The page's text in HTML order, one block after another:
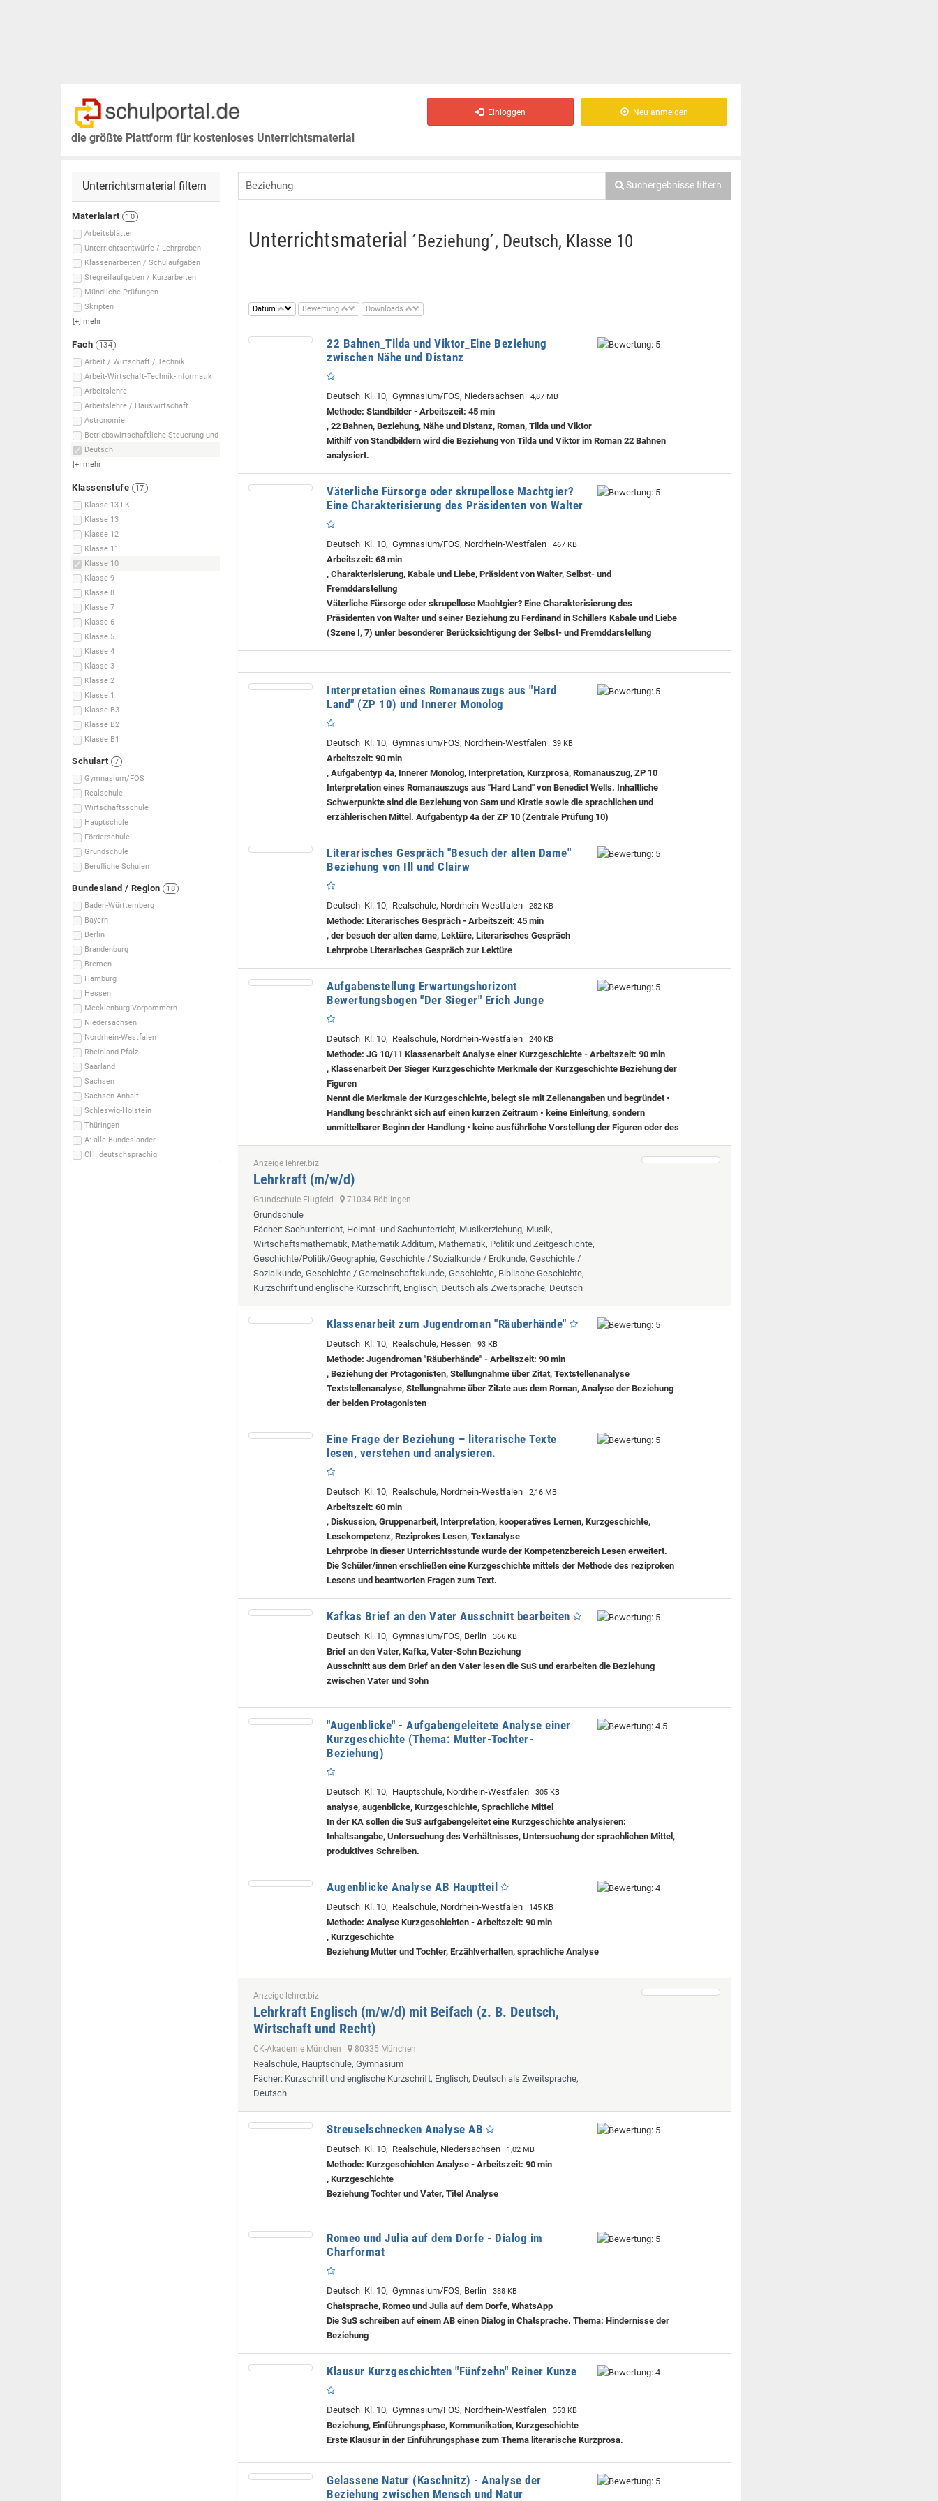
die größte Plattform für kostenloses Unterrichtsmaterial
Einloggen Neu anmelden
Unterrichtsmaterial filtern
Materialart
10
Arbeitsblätter
Unterrichtsentwürfe / Lehrproben
Klassenarbeiten / Schulaufgaben
Stegreifaufgaben / Kurzarbeiten
Mündliche Prüfungen
Skripten
[+] mehr
Fach
134
Arbeit / Wirtschaft / Technik
Arbeit-Wirtschaft-Technik-Informatik
Arbeitslehre
Arbeitslehre / Hauswirtschaft
Astronomie
Betriebswirtschaftliche Steuerung und
Deutsch
[+] mehr
Klassenstufe
17
Klasse 13 LK
Klasse 13
Klasse 12
Klasse 11
Klasse 10
Klasse 9
Klasse 8
Klasse 7
Klasse 6
Klasse 5
Klasse 4
Klasse 3
Klasse 2
Klasse 1
Klasse B3
Klasse B2
Klasse B1
Schulart
7
Gymnasium/FOS
Realschule
Wirtschaftsschule
Hauptschule
Förderschule
Grundschule
Berufliche Schulen
Bundesland / Region
18
Baden-Württemberg
Bayern
Berlin
Brandenburg
Bremen
Hamburg
Hessen
Mecklenburg-Vorpommern
Niedersachsen
Nordrhein-Westfalen
Rheinland-Pfalz
Saarland
Sachsen
Sachsen-Anhalt
Schleswig-Holstein
Thüringen
A: alle Bundesländer
CH: deutschsprachig
Suchergebnisse filtern
Unterrichtsmaterial ´Beziehung´, Deutsch, Klasse 10
Datum Bewertung Downloads
22 Bahnen_Tilda und Viktor_Eine Beziehung
zwischen Nähe und Distanz
Deutsch Kl. 10, Gymnasium/FOS, Niedersachsen 4,87 MB
Methode: Standbilder - Arbeitszeit: 45 min
, 22 Bahnen, Beziehung, Nähe und Distanz, Roman, Tilda und Viktor
Mithilf von Standbildern wird die Beziehung von Tilda und Viktor im Roman 22 Bahnen
analysiert.
Väterliche Fürsorge oder skrupellose Machtgier?
Eine Charakterisierung des Präsidenten von Walter
Deutsch Kl. 10, Gymnasium/FOS, Nordrhein-Westfalen 467 KB
Arbeitszeit: 68 min
, Charakterisierung, Kabale und Liebe, Präsident von Walter, Selbst- und
Fremddarstellung
Väterliche Fürsorge oder skrupellose Machtgier? Eine Charakterisierung des
Präsidenten von Walter und seiner Beziehung zu Ferdinand in Schillers Kabale und Liebe
(Szene I, 7) unter besonderer Berücksichtigung der Selbst- und Fremddarstellung
Interpretation eines Romanauszugs aus "Hard
Land" (ZP 10) und Innerer Monolog
Deutsch Kl. 10, Gymnasium/FOS, Nordrhein-Westfalen 39 KB
Arbeitszeit: 90 min
, Aufgabentyp 4a, Innerer Monolog, Interpretation, Kurzprosa, Romanauszug, ZP 10
Interpretation eines Romanauszugs aus "Hard Land" von Benedict Wells. Inhaltliche
Schwerpunkte sind die Beziehung von Sam und Kirstie sowie die sprachlichen und
erzählerischen Mittel. Aufgabentyp 4a der ZP 10 (Zentrale Prüfung 10)
Literarisches Gespräch "Besuch der alten Dame"
Beziehung von Ill und Clairw
Deutsch Kl. 10, Realschule, Nordrhein-Westfalen 282 KB
Methode: Literarisches Gespräch - Arbeitszeit: 45 min
, der besuch der alten dame, Lektüre, Literarisches Gespräch
Lehrprobe Literarisches Gespräch zur Lektüre
Aufgabenstellung Erwartungshorizont
Bewertungsbogen "Der Sieger" Erich Junge
Deutsch Kl. 10, Realschule, Nordrhein-Westfalen 240 KB
Methode: JG 10/11 Klassenarbeit Analyse einer Kurzgeschichte - Arbeitszeit: 90 min
, Klassenarbeit Der Sieger Kurzgeschichte Merkmale der Kurzgeschichte Beziehung der
Figuren
Nennt die Merkmale der Kurzgeschichte, belegt sie mit Zeilenangaben und begründet •
Handlung beschränkt sich auf einen kurzen Zeitraum • keine Einleitung, sondern
unmittelbarer Beginn der Handlung • keine ausführliche Vorstellung der Figuren oder des
Anzeige lehrer.biz
Lehrkraft (m/w/d)
Grundschule Flugfeld 71034 Böblingen
Grundschule
Fächer: Sachunterricht, Heimat- und Sachunterricht, Musikerziehung, Musik,
Wirtschaftsmathematik, Mathematik Additum, Mathematik, Politik und Zeitgeschichte,
Geschichte/Politik/Geographie, Geschichte / Sozialkunde / Erdkunde, Geschichte /
Sozialkunde, Geschichte / Gemeinschaftskunde, Geschichte, Biblische Geschichte,
Kurzschrift und englische Kurzschrift, Englisch, Deutsch als Zweitsprache, Deutsch
Klassenarbeit zum Jugendroman "Räuberhände"
Deutsch Kl. 10, Realschule, Hessen 93 KB
Methode: Jugendroman "Räuberhände" - Arbeitszeit: 90 min
, Beziehung der Protagonisten, Stellungnahme über Zitat, Textstellenanalyse
Textstellenanalyse, Stellungnahme über Zitate aus dem Roman, Analyse der Beziehung
der beiden Protagonisten
Eine Frage der Beziehung – literarische Texte
lesen, verstehen und analysieren.
Deutsch Kl. 10, Realschule, Nordrhein-Westfalen 2,16 MB
Arbeitszeit: 60 min
, Diskussion, Gruppenarbeit, Interpretation, kooperatives Lernen, Kurzgeschichte,
Lesekompetenz, Reziprokes Lesen, Textanalyse
Lehrprobe In dieser Unterrichtsstunde wurde der Kompetenzbereich Lesen erweitert.
Die Schüler/innen erschließen eine Kurzgeschichte mittels der Methode des reziproken
Lesens und beantworten Fragen zum Text.
Kafkas Brief an den Vater Ausschnitt bearbeiten
Deutsch Kl. 10, Gymnasium/FOS, Berlin 366 KB
Brief an den Vater, Kafka, Vater-Sohn Beziehung
Ausschnitt aus dem Brief an den Vater lesen die SuS und erarbeiten die Beziehung
zwischen Vater und Sohn
"Augenblicke" - Aufgabengeleitete Analyse einer
Kurzgeschichte (Thema: Mutter-Tochter-
Beziehung)
Deutsch Kl. 10, Hauptschule, Nordrhein-Westfalen 305 KB
analyse, augenblicke, Kurzgeschichte, Sprachliche Mittel
In der KA sollen die SuS aufgabengeleitet eine Kurzgeschichte analysieren:
Inhaltsangabe, Untersuchung des Verhältnisses, Untersuchung der sprachlichen Mittel,
produktives Schreiben.
Augenblicke Analyse AB Hauptteil
Deutsch Kl. 10, Realschule, Nordrhein-Westfalen 145 KB
Methode: Analyse Kurzgeschichten - Arbeitszeit: 90 min
, Kurzgeschichte
Beziehung Mutter und Tochter, Erzählverhalten, sprachliche Analyse
Anzeige lehrer.biz
Lehrkraft Englisch (m/w/d) mit Beifach (z. B. Deutsch,
Wirtschaft und Recht)
CK-Akademie München 80335 München
Realschule, Hauptschule, Gymnasium
Fächer: Kurzschrift und englische Kurzschrift, Englisch, Deutsch als Zweitsprache,
Deutsch
Streuselschnecken Analyse AB
Deutsch Kl. 10, Realschule, Niedersachsen 1,02 MB
Methode: Kurzgeschichten Analyse - Arbeitszeit: 90 min
, Kurzgeschichte
Beziehung Tochter und Vater, Titel Analyse
Romeo und Julia auf dem Dorfe - Dialog im
Charformat
Deutsch Kl. 10, Gymnasium/FOS, Berlin 388 KB
Chatsprache, Romeo und Julia auf dem Dorfe, WhatsApp
Die SuS schreiben auf einem AB einen Dialog in Chatsprache. Thema: Hindernisse der
Beziehung
Klausur Kurzgeschichten "Fünfzehn" Reiner Kunze
Deutsch Kl. 10, Gymnasium/FOS, Nordrhein-Westfalen 353 KB
Beziehung, Einführungsphase, Kommunikation, Kurzgeschichte
Erste Klausur in der Einführungsphase zum Thema literarische Kurzprosa.
Gelassene Natur (Kaschnitz) - Analyse der
Beziehung zwischen Mensch und Natur